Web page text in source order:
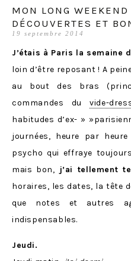
MON LONG
DÉCOUVERTES ET
19 septembre 2014
J’étais à Paris la semaine
loin d’être reposant ! A
au bout des bras
commandes duvide-
habitudes d’ex- »
journées, heure par
psycho qui effraye
mais bon, j’ai tellement
horaires, les dates, la tête
que notes et autres
indispensables.
Jeudi.